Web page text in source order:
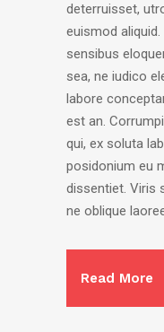
deterruisset,
euismod
sensibus
sea, ne iudico
labore
est an.
qui, ex soluta
posidonium eu
dissentiet. Viris
ne oblique
Read More